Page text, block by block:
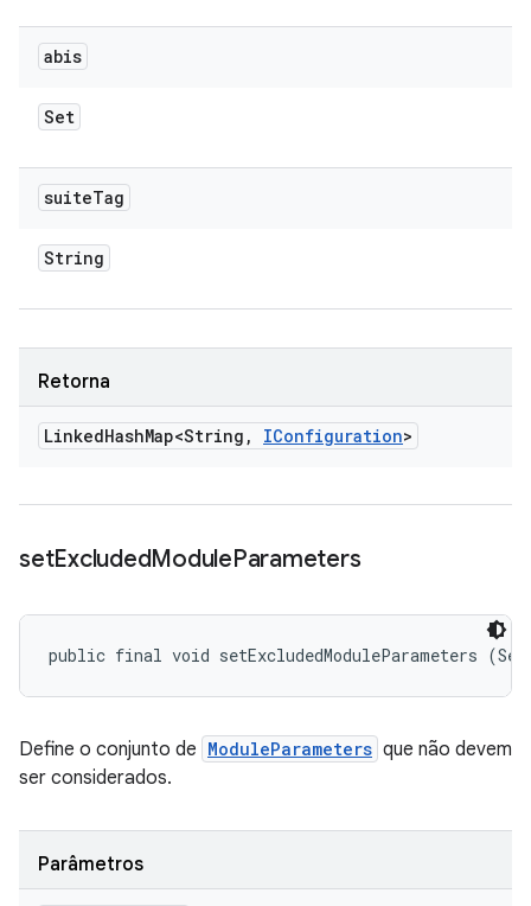
abis
Set
suiteTag
String
Retorna
LinkedHashMap<String , IConfiguration>
setExcludedModuleParameters
public final void setExcludedModuleParameters
Define o conjunto de ModuleParameters que não devem
ser considerados.
Parâmetros